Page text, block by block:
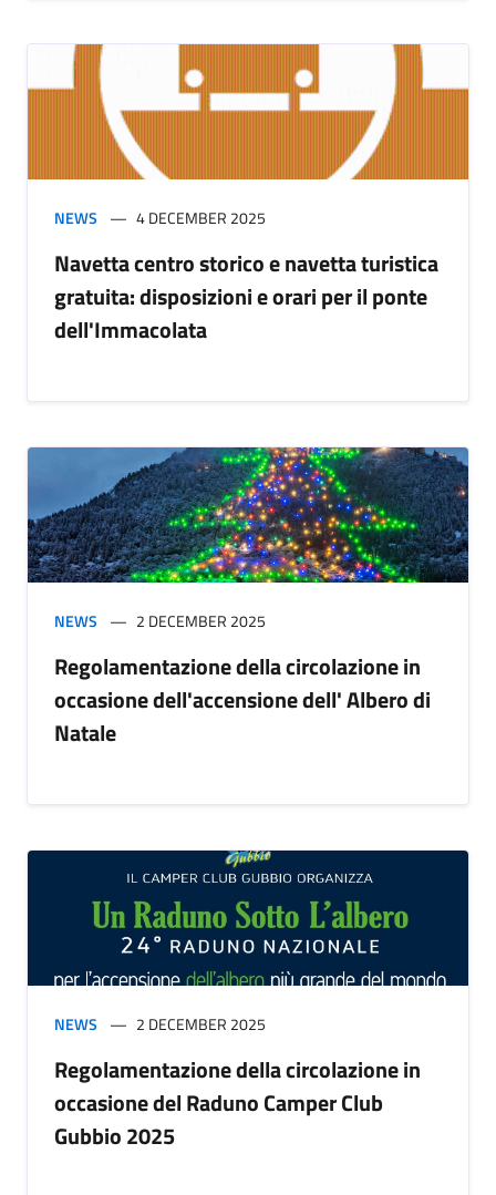
NEWS 4 DECEMBER 2025
Navetta centro storico e navetta turistica
gratuita: disposizioni e orari per il ponte
dell'Immacolata
NEWS 2 DECEMBER 2025
Regolamentazione della circolazione in
occasione dell'accensione dell' Albero di
Natale
NEWS 2 DECEMBER 2025
Regolamentazione della circolazione in
occasione del Raduno Camper Club
Gubbio 2025